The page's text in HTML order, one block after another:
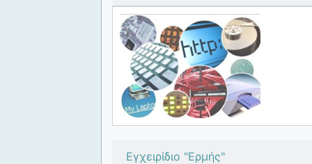
Εγχειρίδιο "Ερμής"